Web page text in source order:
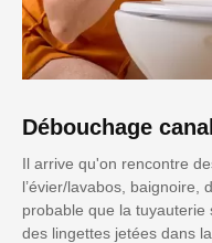
Débouchage
Il arrive qu'on rencontre
l’évier/lavabos, baignoire,
probable que la
des lingettes jetées dans